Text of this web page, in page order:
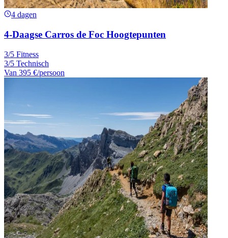
4 dagen
4-Daagse Carros de Foc Hoogtepunten
3/5 Fitness
3/5 Technisch
Van 395 €/persoon